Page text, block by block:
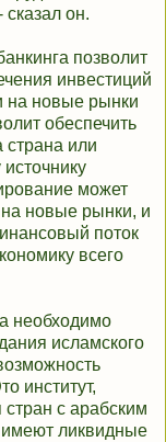
он.
позволит
инвестиций
на новые рынки
обеспечить
страна или
может
новые рынки, и
поток
всего
необходимо
исламского
институт,
с арабским
имеют ликвидные